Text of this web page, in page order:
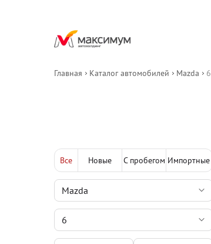
Главная Каталог автомобилей Mazda 6
Все Новые С пробегом Импортные